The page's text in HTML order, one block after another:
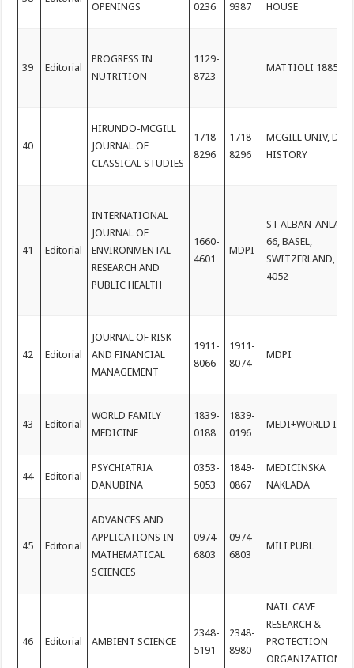
OPENINGS
0236
9387
HOUSE
39 Editorial
PROGRESS IN
NUTRITION
1129-
8723
MATTIOLI 1885
40
HIRUNDO-MCGILL
JOURNAL OF
CLASSICAL STUDIES
1718-
8296
1718-
8296
MCGILL UNIV,
HISTORY
41 Editorial
INTERNATIONAL
JOURNAL OF
ENVIRONMENTAL
RESEARCH AND
PUBLIC HEALTH
1660-
4601
MDPI
ST ALBAN-ANLAGE
66, BASEL,
SWITZERLAND, CH-
4052
42 Editorial
JOURNAL OF RISK
AND FINANCIAL
MANAGEMENT
1911-
8066
1911-
8074
MDPI
43 Editorial
WORLD FAMILY
MEDICINE
1839-
0188
1839-
0196
MEDI+WORLD INT
44 Editorial
PSYCHIATRIA
DANUBINA
0353-
5053
1849-
0867
MEDICINSKA
NAKLADA
45 Editorial
ADVANCES AND
APPLICATIONS IN
MATHEMATICAL
SCIENCES
0974-
6803
0974-
6803
MILI PUBL
46 Editorial AMBIENT SCIENCE
2348-
5191
2348-
8980
NATL CAVE
RESEARCH &
PROTECTION
ORGANIZATION,